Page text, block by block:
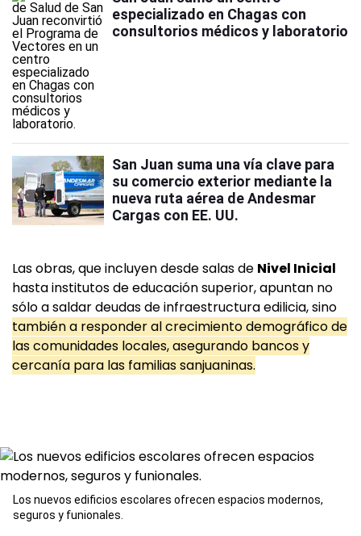
especializado en Chagas con
consultorios médicos y laboratorio
San Juan suma una vía clave para
su comercio exterior mediante la
nueva ruta aérea de Andesmar
Cargas con EE. UU.
Las obras, que incluyen desde salas de Nivel Inicial
hasta institutos de educación superior, apuntan no
sólo a saldar deudas de infraestructura edilicia, sino
también a responder al crecimiento demográfico de
las comunidades locales, asegurando bancos y
cercanía para las familias sanjuaninas.
Los nuevos edificios escolares ofrecen espacios modernos,
seguros y funionales.